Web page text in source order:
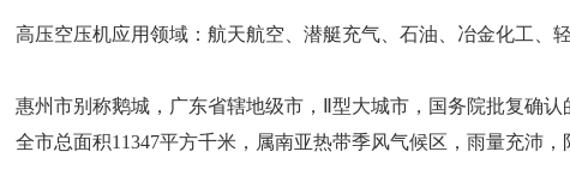
高压空压机应用领域：航天航空、潜艇充气、石油、冶金化工、
惠州市别称鹅城，广东省辖地级市，Ⅱ型大城市，国务院批复确
全市总面积11347平方千米，属南亚热带季风气候区，雨量充沛，